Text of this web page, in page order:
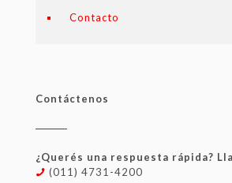
Contacto
Contáctenos
¿Querés una respuesta rápida?
(011) 4731-4200